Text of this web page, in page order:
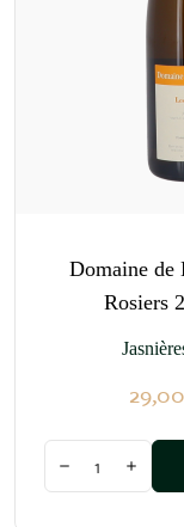
Domaine de
Rosiers
Diminuer la